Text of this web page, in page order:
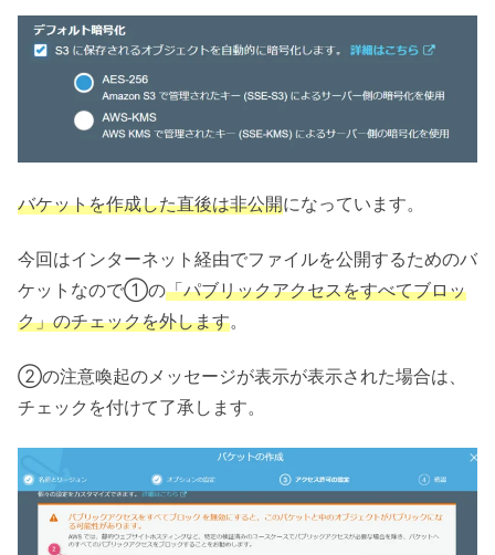
バケットを作成した直後は非公開になっています。
今回はインターネット経由でファイルを公開するためのバ
ケットなので①の「パブリックアクセスをすべてブロッ
ク」のチェックを外します。
②の注意喚起のメッセージが表示が表示された場合は、
チェックを付けて了承します。